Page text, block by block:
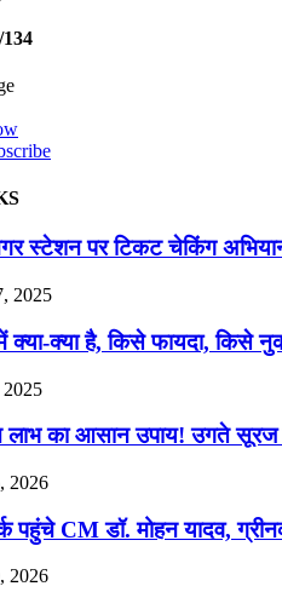
स्टेशन पर टिकट चेकिंग
2025
क्या-क्या है, किसे फायदा, किसे
का आसान उपाय! उगते सूरज
2026
पहुंचे CM डॉ. मोहन यादव,
2026